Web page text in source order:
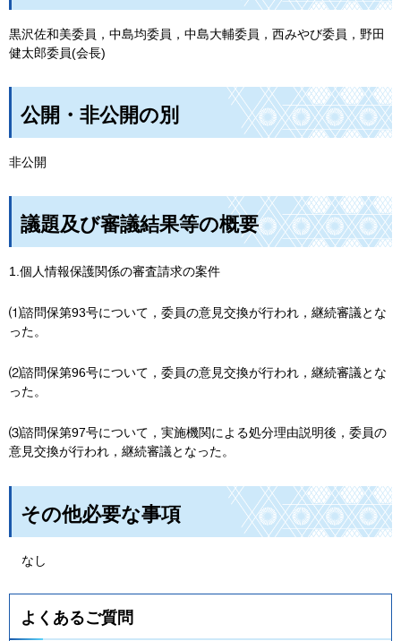
黒沢佐和美委員，中島均委員，中島大輔委員，西みやび委員，野田
健太郎委員(会長)
公開・非公開の別
非公開
議題及び審議結果等の概要
1.個人情報保護関係の審査請求の案件
⑴諮問保第93号について，委員の意見交換が行われ，継続審議とな
った。
⑵諮問保第96号について，委員の意見交換が行われ，継続審議とな
った。
⑶諮問保第97号について，実施機関による処分理由説明後，委員の
意見交換が行われ，継続審議となった。
その他必要な事項
なし
よくあるご質問